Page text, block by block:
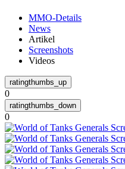
MMO-Details
News
Artikel
Screenshots
Videos
0
0